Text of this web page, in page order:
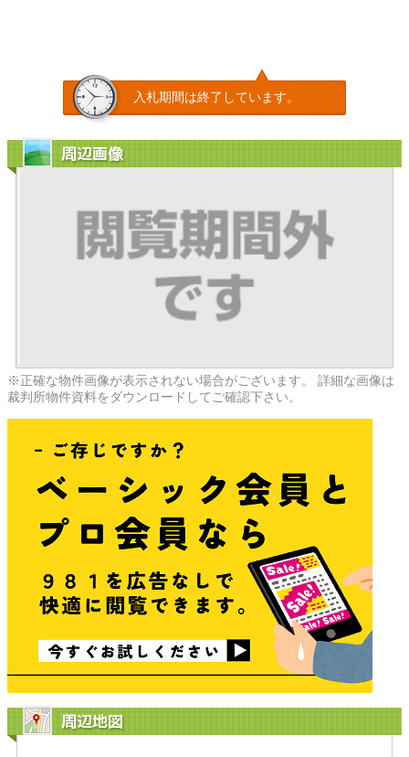
入札期間は終了しています。
周辺画像
※正確な物件画像が表示されない場合がございます。 詳細な画像は
裁判所物件資料をダウンロードしてご確認下さい。
周辺地図